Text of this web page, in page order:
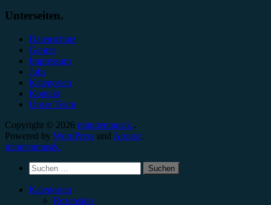
Unterseiten.
Datenschutz
Genres
Impressum
Jobs
Kategorien
Kontakt
Unser Team
Copyright © 2026 minutenmusik..
Powered by WordPress und Arouse.
minutenmusik.
Suchen
nach:
Kategorien
Rezension